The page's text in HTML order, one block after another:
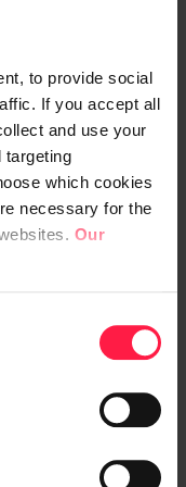
to provide social
If you accept all
and use your
targeting
which cookies
necessary for the
Our
johto on erittäin
osoita
Juppo
noin
joka menee